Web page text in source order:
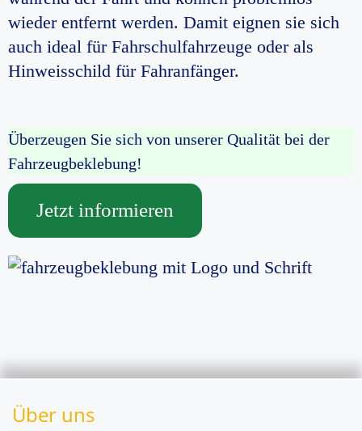
wieder entfernt werden. Damit eignen sie sich
auch ideal für Fahrschulfahrzeuge oder als
Hinweisschild für Fahranfänger.
Überzeugen Sie sich von unserer Qualität bei der
Fahrzeugbeklebung!
Jetzt informieren
Über uns